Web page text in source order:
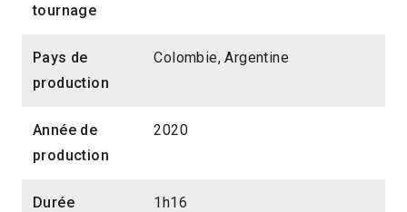
tournage
Pays de
production
Colombie, Argentine
Année de
production
2020
Durée 1h16